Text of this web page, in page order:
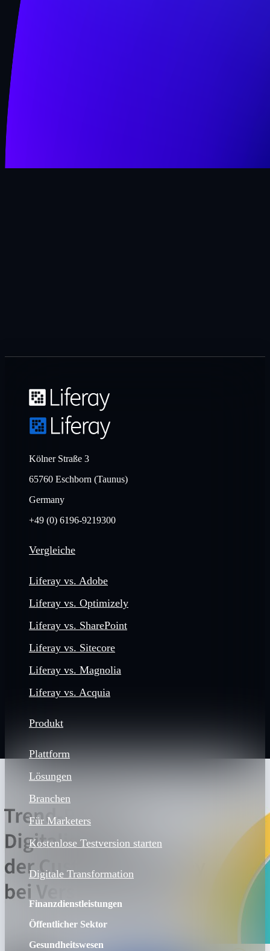
Kölner Straße 3
65760 Eschborn (Taunus)
Germany
+49 (0) 6196-9219300
Vergleiche
Liferay vs. Adobe
Liferay vs. Optimizely
Liferay vs. SharePoint
Liferay vs. Sitecore
Liferay vs. Magnolia
Liferay vs. Acquia
Produkt
Plattform
Lösungen
Branchen
Für Marketers
Kostenlose Testversion starten
Digitale Transformation
Finanzdienstleistungen
Öffentlicher Sektor
Gesundheitswesen